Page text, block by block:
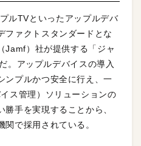
ルTVといったアップルデバ
ファクトスタンダードとな
Jamf）社が提供する「ジャ
。アップルデバイスの導入
ンプルかつ安全に行え、一
ス管理）ソリューションの
手を実現することから、
で採用されている。